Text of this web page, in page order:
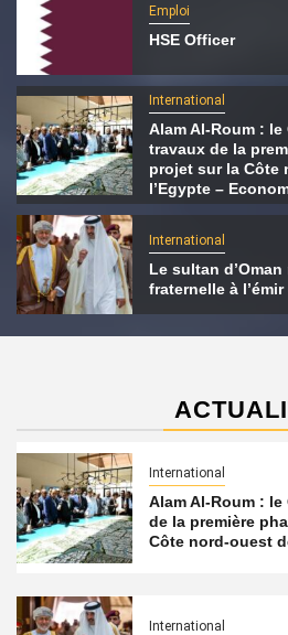
Emploi
HSE Officer
International
Alam Al-Roum : le
travaux de la
projet sur la Côte
l’Egypte –
International
Le sultan
fraternelle à
International
Alam Al-Roum :
de la première
Côte nord-ouest
International